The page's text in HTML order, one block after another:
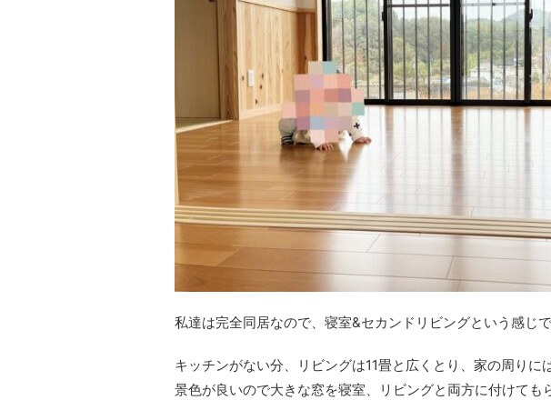
私達は完全同居なので、寝室&セカンドリビングという感じ
キッチンがない分、リビングは11畳と広くとり、家の周りに
景色が良いので大きな窓を寝室、リビングと両方に付けても